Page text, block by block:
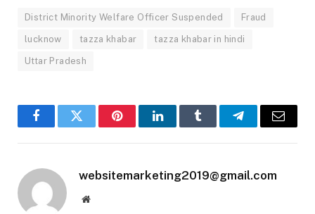
District Minority Welfare Officer Suspended Fraud
lucknow tazza khabar tazza khabar in hindi
Uttar Pradesh
FacebookTwitter PinterestLinkedInTumblr TelegramEmail
websitemarketing2019@gmail.com
Website